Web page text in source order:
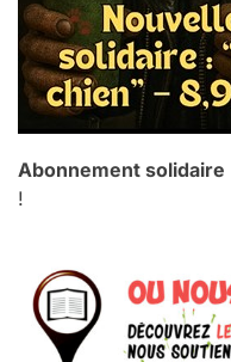
Abonnement solidaire
!